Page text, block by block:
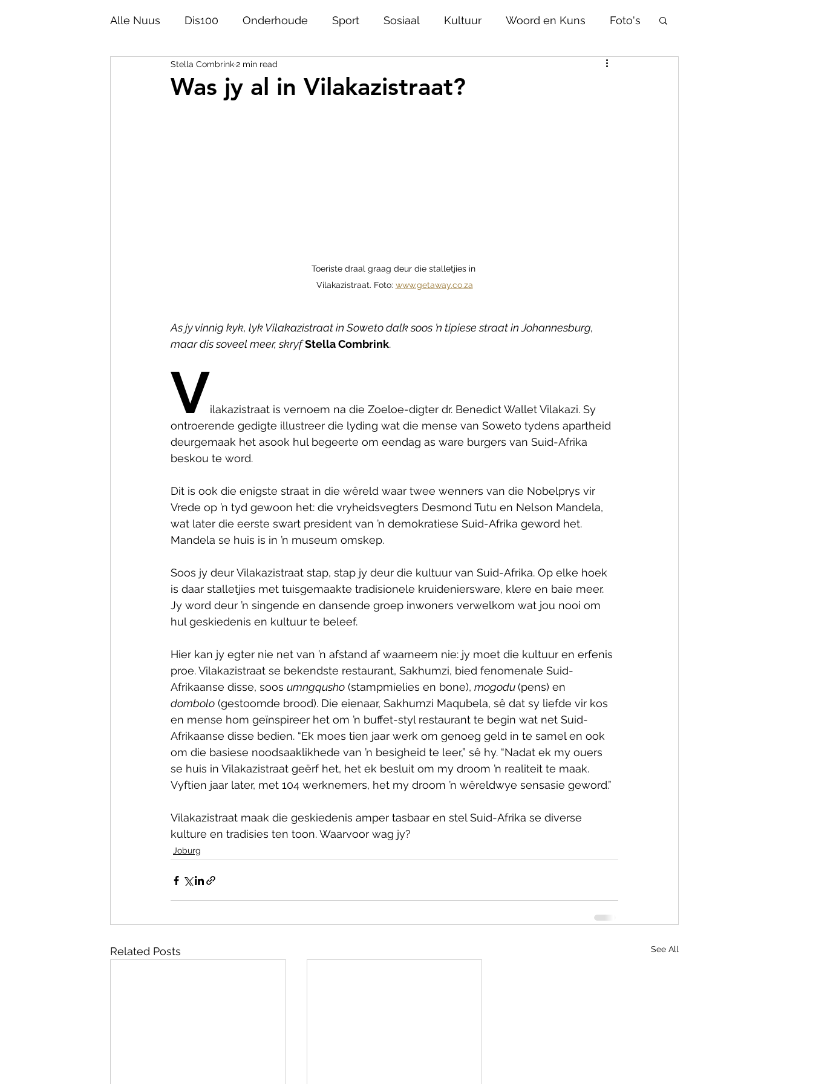
Alle Nuus Dis100 Onderhoude Sport Sosiaal Kultuur Woord en Kuns Foto's
Akademie Opinie Ons plek Afrikaans
Was jy al in Vilakazistraat?
Stella Combrink2 min read
Toeriste draal graag deur die stalletjies in
Vilakazistraat. Foto: www.getaway.co.za
As jy vinnig kyk, lyk Vilakazistraat in Soweto dalk soos ’n tipiese straat in Johannesburg,
maar dis soveel meer, skryf Stella Combrink.
Vilakazistraat is vernoem na die Zoeloe-digter dr. Benedict Wallet Vilakazi. Sy
ontroerende gedigte illustreer die lyding wat die mense van Soweto tydens apartheid
deurgemaak het asook hul begeerte om eendag as ware burgers van Suid-Afrika
beskou te word.
Dit is ook die enigste straat in die wêreld waar twee wenners van die Nobelprys vir
Vrede op ’n tyd gewoon het: die vryheidsvegters Desmond Tutu en Nelson Mandela,
wat later die eerste swart president van ’n demokratiese Suid-Afrika geword het.
Mandela se huis is in ’n museum omskep.
Soos jy deur Vilakazistraat stap, stap jy deur die kultuur van Suid-Afrika. Op elke hoek
is daar stalletjies met tuisgemaakte tradisionele kruideniersware, klere en baie meer.
Jy word deur ’n singende en dansende groep inwoners verwelkom wat jou nooi om
hul geskiedenis en kultuur te beleef.
Hier kan jy egter nie net van ’n afstand af waarneem nie: jy moet die kultuur en erfenis
proe. Vilakazistraat se bekendste restaurant, Sakhumzi, bied fenomenale Suid-
Afrikaanse disse, soos umngqusho (stampmielies en bone), mogodu (pens) en
dombolo (gestoomde brood). Die eienaar, Sakhumzi Maqubela, sê dat sy liefde vir kos
en mense hom geïnspireer het om ’n buffet-styl restaurant te begin wat net Suid-
Afrikaanse disse bedien. “Ek moes tien jaar werk om genoeg geld in te samel en ook
om die basiese noodsaaklikhede van ’n besigheid te leer,” sê hy. “Nadat ek my ouers
se huis in Vilakazistraat geërf het, het ek besluit om my droom ’n realiteit te maak.
Vyftien jaar later, met 104 werknemers, het my droom ’n wêreldwye sensasie geword.”
Vilakazistraat maak die geskiedenis amper tasbaar en stel Suid-Afrika se diverse
kulture en tradisies ten toon. Waarvoor wag jy?
Joburg
Related Posts See All